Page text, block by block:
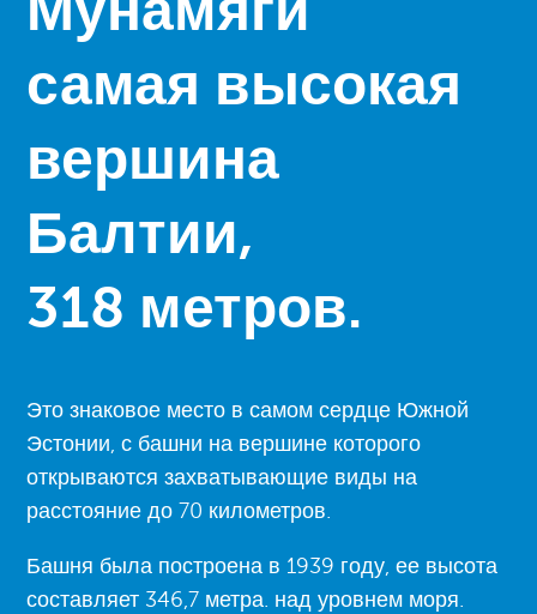
самая высокая
вершина
Балтии,
318 метров.
Это знаковое место в самом сердце Южной
Эстонии, с башни на вершине которого
открываются захватывающие виды на
расстояние до 70 километров.
Башня была построена в 1939 году, ее высота
составляет 346,7 метра. над уровнем моря.